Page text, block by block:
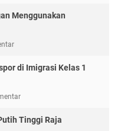
Menggunakan
di Imigrasi Kelas 1
Tinggi Raja